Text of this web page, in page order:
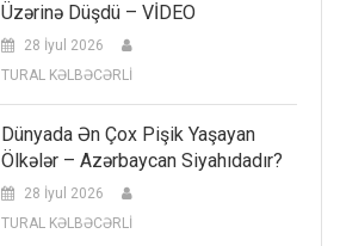
Üzərinə Düşdü – VİDEO
28 İyul 2026
TURAL KƏLBƏCƏRLİ
Dünyada Ən Çox Pişik Yaşayan
Ölkələr – Azərbaycan Siyahıdadır?
28 İyul 2026
TURAL KƏLBƏCƏRLİ